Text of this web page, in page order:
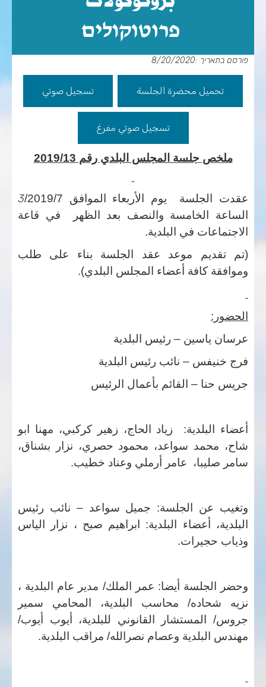
פורסם בתאריך :8/20/2020
تحميل محضرة الجلسة تسجيل صوتي
تسجيل صوتي مفرغ
ملخص جلسة المجلس البلدي رقم 2019/13
عقدت الجلسة يوم الأربعاء الموافق 2019/7
/
3
الساعة الخامسة والنصف بعد الظهر في قاعة
الاجتماعات في البلدية.
(تم تقديم موعد عقد الجلسة بناء على طلب
وموافقة كافة أعضاء المجلس البلدي).
الحضور:
عرسان ياسين – رئيس البلدية
فرج خنيفس – نائب رئيس البلدية
جريس حنا – القائم بأعمال الرئيس
أعضاء البلدية: زياد الحاج، زهير كركبي، مهنا ابو
شاح، محمد سواعد، محمود حصري، نزار بشناق،
سامر صليبا، عامر أرملي وعناد خطيب.
وتغيب عن الجلسة: جميل سواعد – نائب رئيس
البلدية، أعضاء البلدية: ابراهيم صبح ، نزار الياس
وذياب حجيرات.
وحضر الجلسة أيضا: عمر الملك/ مدير عام البلدية ،
نزيه شحاده/ محاسب البلدية، المحامي سمير
جروس/ المستشار القانوني للبلدية، أيوب أيوب/
مهندس البلدية وعصام نصرالله/ مراقب البلدية.